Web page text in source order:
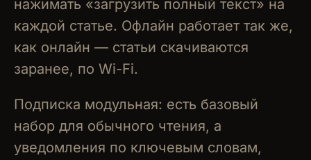
нажимать «загрузить полный текст» на
каждой статье. Офлайн работает так же,
как онлайн — статьи скачиваются
заранее, по Wi-Fi.
Подписка модульная: есть базовый
набор для обычного чтения, а
уведомления по ключевым словам,